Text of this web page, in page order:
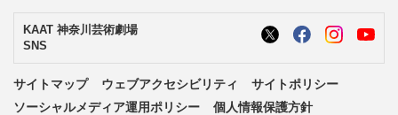
KAAT 神奈川芸術劇場
SNS
サイトマップ ウェブアクセシビリティ
サイトポリシー
ソーシャルメディア運用ポリシー
個人情報保護方針